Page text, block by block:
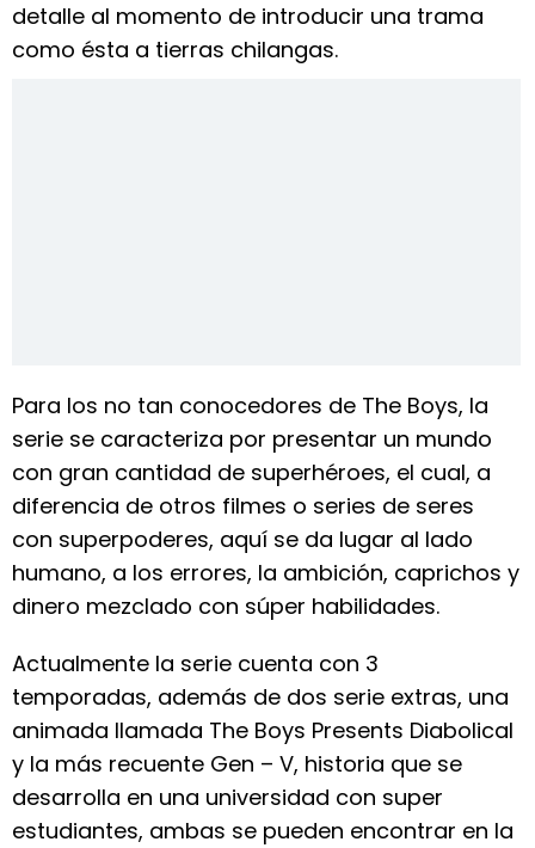
detalle al momento de introducir una trama
como ésta a tierras chilangas.
Para los no tan conocedores de The Boys, la
serie se caracteriza por presentar un mundo
con gran cantidad de superhéroes, el cual, a
diferencia de otros filmes o series de seres
con superpoderes, aquí se da lugar al lado
humano, a los errores, la ambición, caprichos y
dinero mezclado con súper habilidades.
Actualmente la serie cuenta con 3
temporadas, además de dos serie extras, una
animada llamada The Boys Presents Diabolical
y la más recuente Gen – V, historia que se
desarrolla en una universidad con super
estudiantes, ambas se pueden encontrar en la